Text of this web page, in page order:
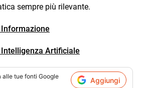
sempre più rilevante.
Informazione
Artificiale
alle tue fonti Google
Aggiungi